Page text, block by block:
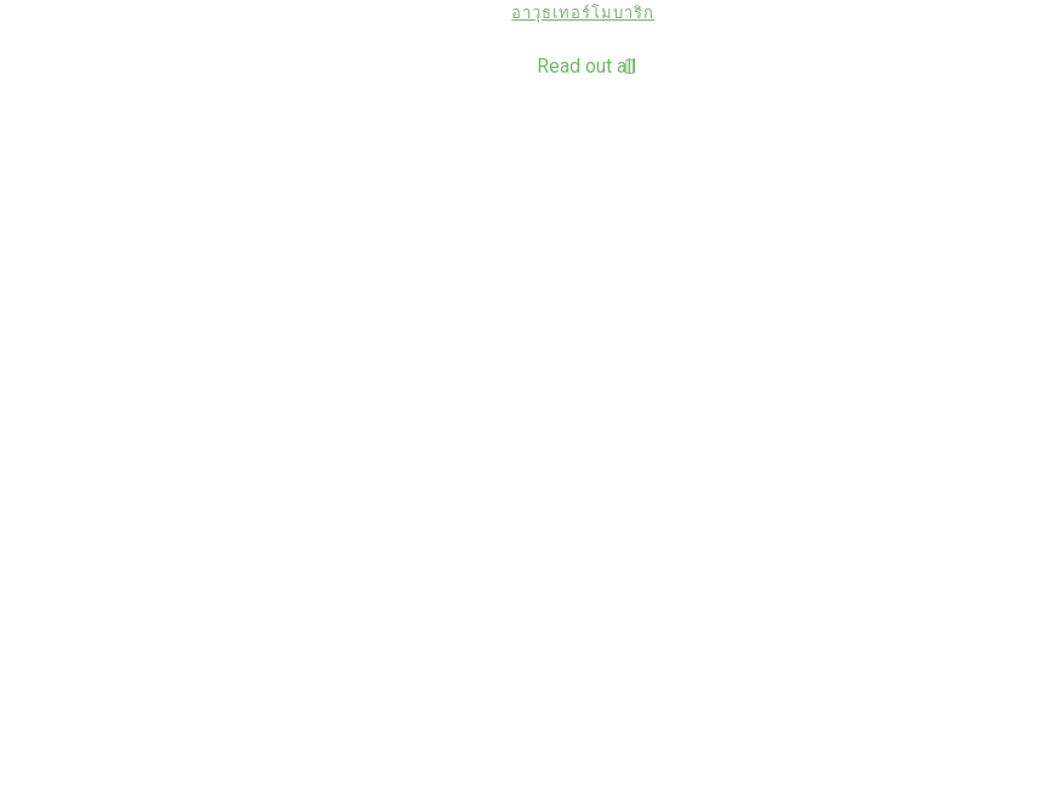
อาวุธเทอร์โมบาริก
Read out all